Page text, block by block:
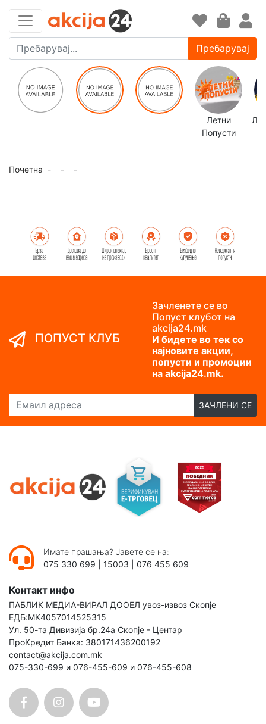
Пребарувај
Летни
Попусти
Почетна - - -
ПОПУСТ КЛУБ
Зачленете се во
Попуст клубот на
akcija24.mk
И бидете во тек со
најновите акции,
попусти и промоции
на akcija24.mk.
Емаил адреса
ЗАЧЛЕНИ СЕ
Имате прашања? Јавете се на:
075 330 699
15003 076 455 609
Контакт инфо
ПАБЛИК МЕДИА-ВИРАЛ ДООЕЛ увоз-извоз Скопје
ЕДБ:МК4057014525315
Ул. 50-та Дивизија бр.24а Скопје - Центар
ПроКредит Банка: 380171436200192
contact@akcija.com.mk
075-330-699 и 076-455-609 и 076-455-608